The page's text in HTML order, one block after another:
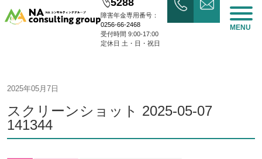
障害年金専用番号：
0256-66-2468
受付時間 9:00-17:00
定休日 土・日・祝日
MENU
2025年05月7日
スクリーンショット 2025-05-07
141344